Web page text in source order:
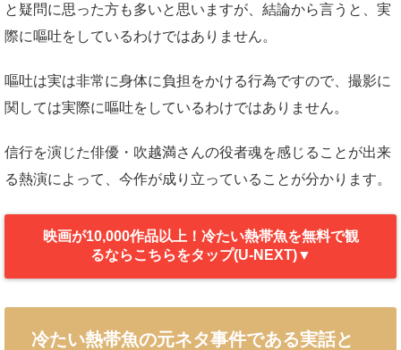
と疑問に思った方も多いと思いますが、結論から言うと、実
際に嘔吐をしているわけではありません。
嘔吐は実は非常に身体に負担をかける行為ですので、撮影に
関しては実際に嘔吐をしているわけではありません。
信行を演じた俳優・吹越満さんの役者魂を感じることが出来
る熱演によって、今作が成り立っていることが分かります。
映画が10,000作品以上！冷たい熱帯魚を無料で観
るならこちらをタップ(U-NEXT)▼
冷たい熱帯魚の元ネタ事件である実話と